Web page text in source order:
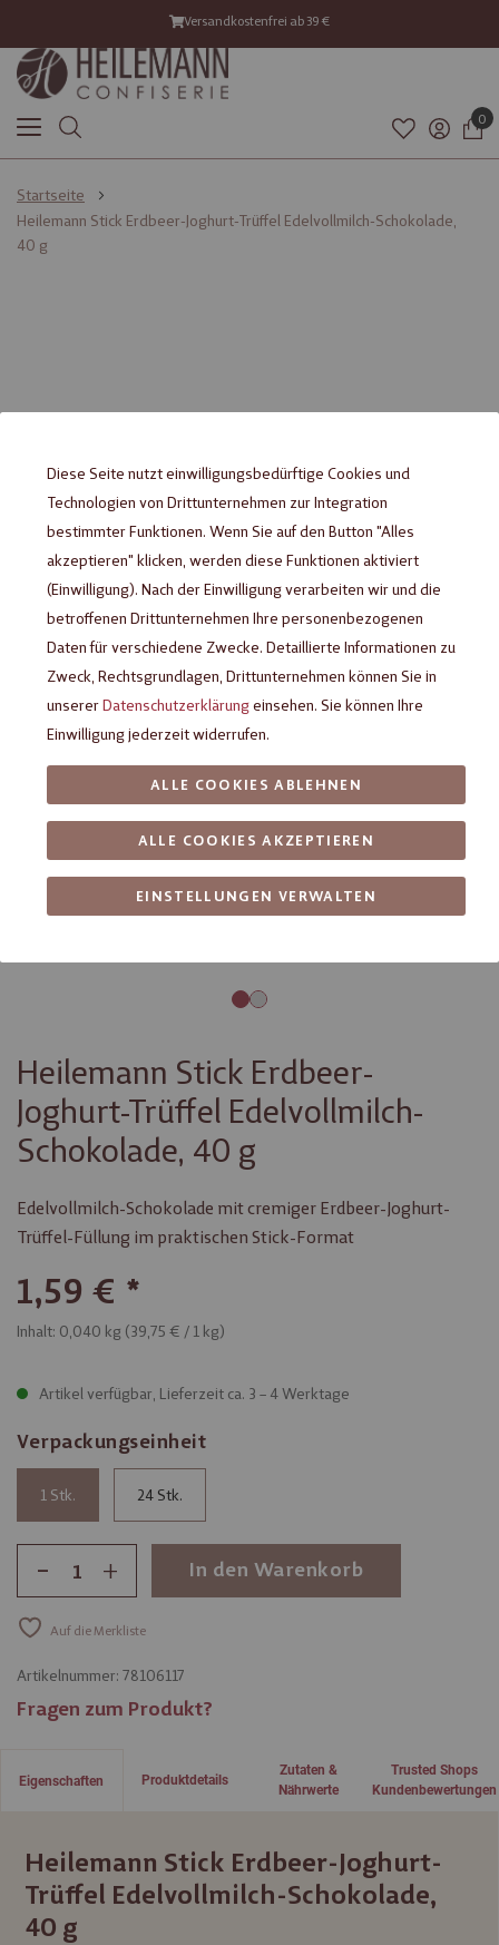
Versandkostenfrei ab 39 €
0
Startseite
Heilemann Stick Erdbeer-Joghurt-Trüffel Edelvollmilch-Schokolade,
40 g
Heilemann Stick Erdbeer-
Joghurt-Trüffel Edelvollmilch-
Schokolade, 40 g
1,59 €
Edelvollmilch-Schokolade mit cremiger Erdbeer-Joghurt-
Trüffel-Füllung im praktischen Stick-Format
Inhalt: 0,040 kg (39,75 € / 1 kg)
Artikel verfügbar, Lieferzeit ca. 3 – 4 Werktage
Verpackungseinheit
1 24
- + In den Warenkorb
Auf die Merkliste
Artikelnummer: 78106117
Fragen zum Produkt?
Eigenschaften
Heilemann Stick Erdbeer-Joghurt-
Trüffel Edelvollmilch-Schokolade,
40 g
Produktdetails
Zutaten &
Nährwerte
Trusted Shops
Kundenbewertungen
Diese Seite nutzt einwilligungsbedürftige Cookies und
Technologien von Drittunternehmen zur Integration
bestimmter Funktionen. Wenn Sie auf den Button "Alles
akzeptieren" klicken, werden diese Funktionen aktiviert
(Einwilligung). Nach der Einwilligung verarbeiten wir und die
betroffenen Drittunternehmen Ihre personenbezogenen
Daten für verschiedene Zwecke. Detaillierte Informationen zu
Zweck, Rechtsgrundlagen, Drittunternehmen können Sie in
unsererDatenschutzerklärungeinsehen. Sie können Ihre
Einwilligung jederzeit widerrufen.
EINSTELLUNGEN VERWALTEN
ALLE COOKIES AKZEPTIEREN
ALLE COOKIES ABLEHNEN